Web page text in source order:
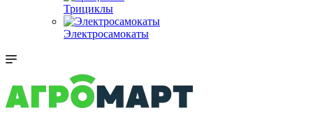
Трициклы
Электросамокаты